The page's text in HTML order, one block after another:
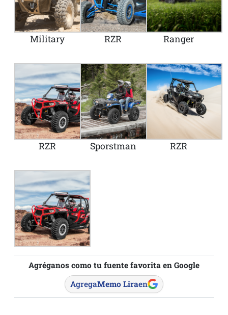
Military RZR Ranger
RZR Sporstman RZR
Agréganos como tu fuente favorita en Google
AgregaMemo Liraen